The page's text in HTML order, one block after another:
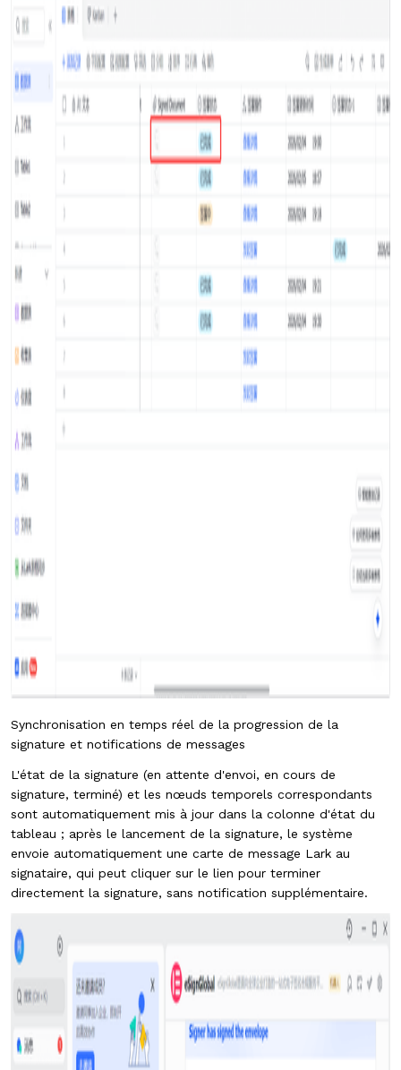
Synchronisation en temps réel de la progression de la
signature et notifications de messages
L'état de la signature (en attente d'envoi, en cours de
signature, terminé) et les nœuds temporels correspondants
sont automatiquement mis à jour dans la colonne d'état du
tableau ; après le lancement de la signature, le système
envoie automatiquement une carte de message Lark au
signataire, qui peut cliquer sur le lien pour terminer
directement la signature, sans notification supplémentaire.